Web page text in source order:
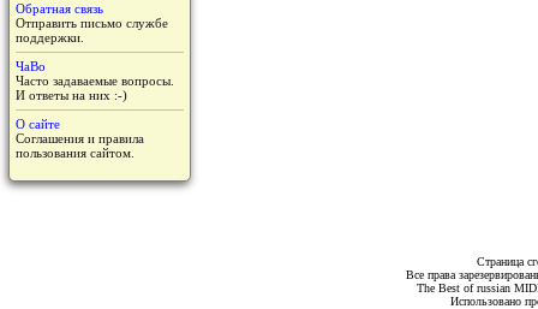
Обратная связь
Отправить письмо службе
поддержки.
ЧаВо
Часто задаваемые вопросы.
И ответы на них :-)
О сайте
Соглашения и правила
пользования сайтом.
Страница
Все права
The Best of russian
Использовано